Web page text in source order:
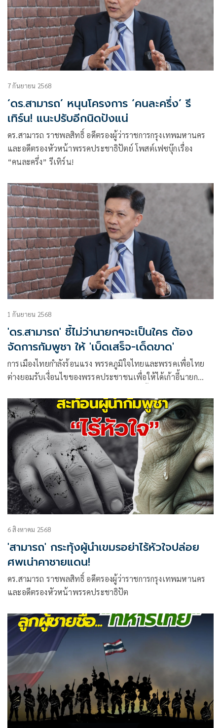
7 กันยายน 2568
‘ดร.สามารถ’ หนุนโครงการ ‘คนละครึ่ง’ รี
เทิร์น! แนะปรับอีกนิดปังแน่
ดร.สามารถ ราชพลสิทธิ์ อดีตรองผู้ว่าราชการกรุงเทพมหานคร
และอดีตรองหัวหน้าพรรคประชาธิปัตย์ โพสต์เฟซบุ๊กเรื่อง
“คนละครึ่ง” รีเทิร์น!
1 กันยายน 2568
'ดร.สามารถ' ชี้ไม่ว่านายกฯจะเป็นใคร ต้อง
จัดการกัมพูชา ให้ 'เบ็ดเสร็จ-เด็ดขาด'
การเมืองไทยกำลังร้อนแรง พรรคภูมิใจไทยและพรรคเพื่อไทย
ต่างยอมรับเงื่อนไขของพรรคประชาชนเพื่อให้ได้เก้าอี้นายก
สำคัญมาก
6 สิงหาคม 2568
'สามารถ' กระทุ้งผู้นำเขมรอย่าไร้หัวใจปล่อย
ศพเน่าคาชายแดน!
ดร.สามารถ ราชพลสิทธิ์ อดีตรองผู้ว่าราชการกรุงเทพมหานคร
และอดีตรองหัวหน้าพรรคประชาธิปัต